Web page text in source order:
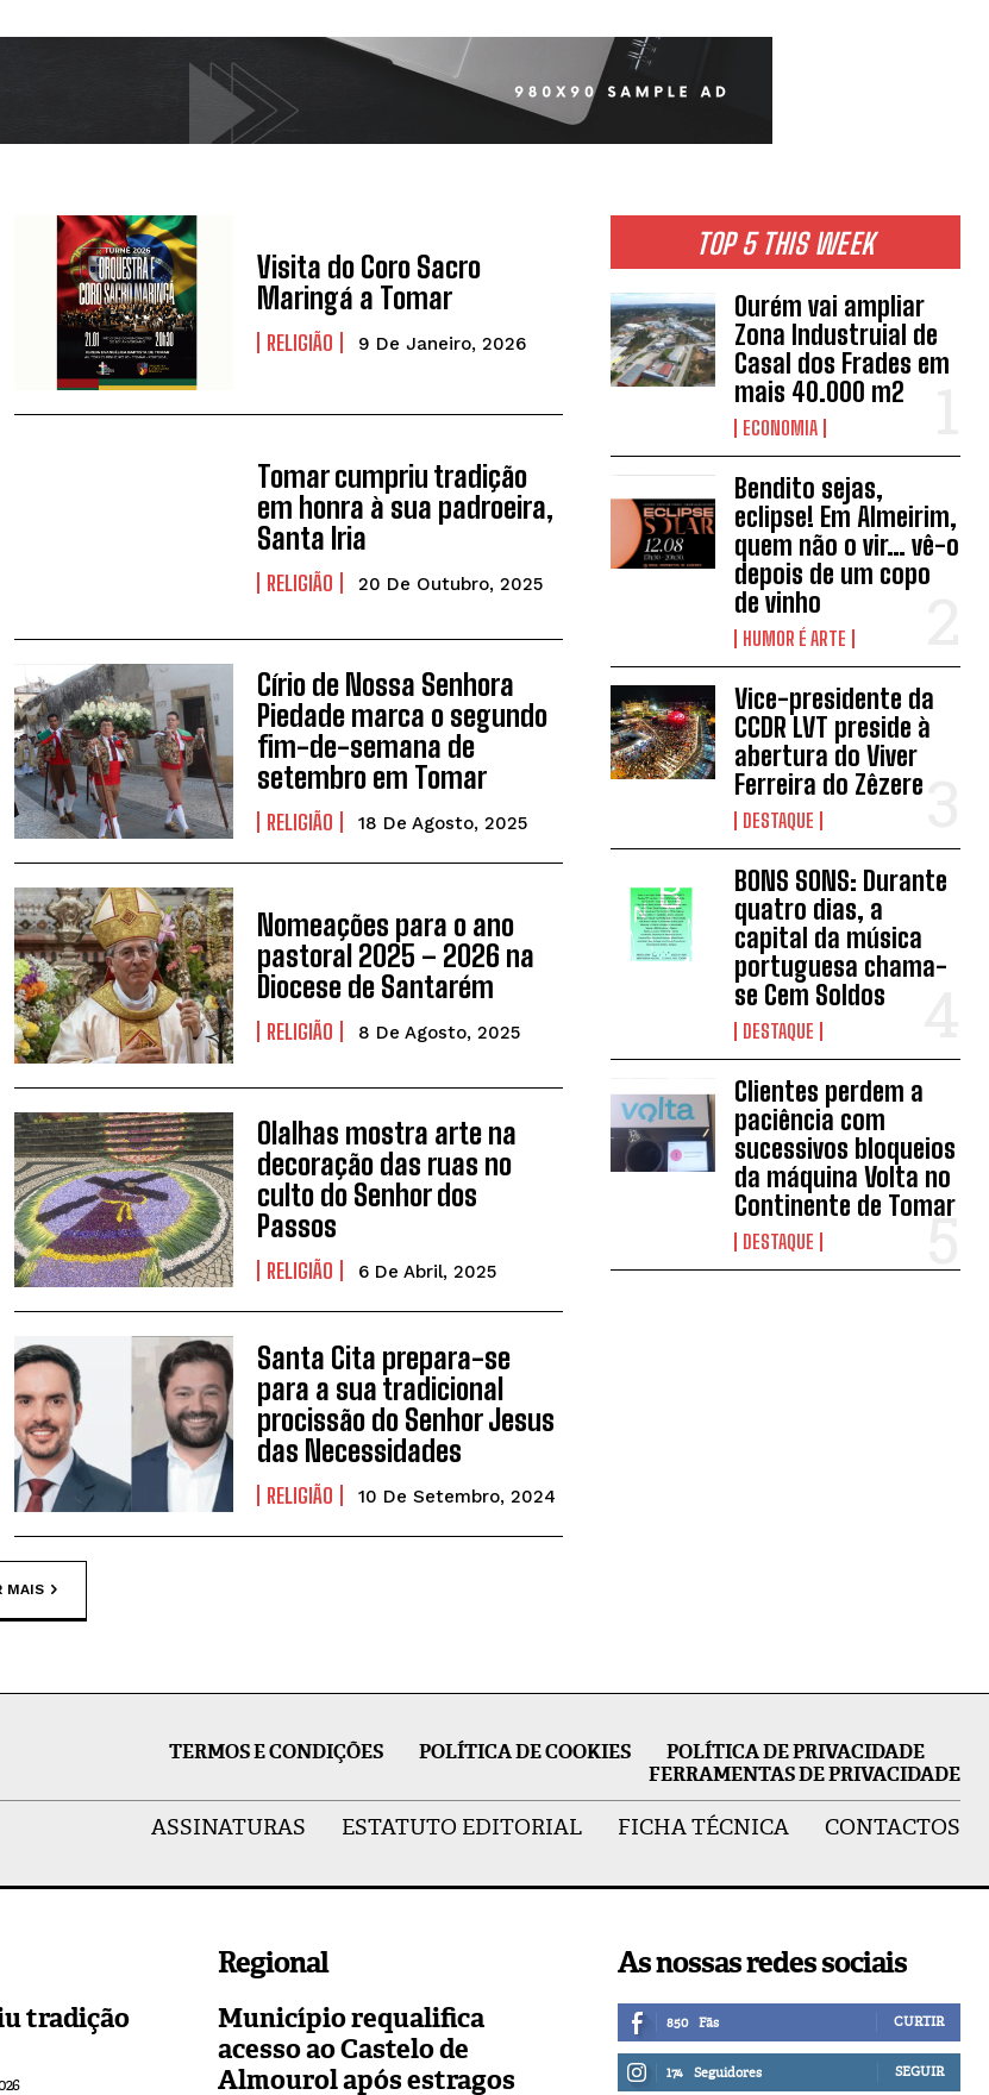
Visita do Coro Sacro
Maringá a Tomar
RELIGIÃO 9 De Janeiro, 2026
Tomar cumpriu tradição
em honra à sua padroeira,
Santa Iria
RELIGIÃO 20 De Outubro, 2025
Círio de Nossa Senhora
Piedade marca o segundo
fim-de-semana de
setembro em Tomar
RELIGIÃO 18 De Agosto, 2025
Nomeações para o ano
pastoral 2025 – 2026 na
Diocese de Santarém
RELIGIÃO 8 De Agosto, 2025
Olalhas mostra arte na
decoração das ruas no
culto do Senhor dos
Passos
RELIGIÃO 6 De Abril, 2025
Santa Cita prepara-se
para a sua tradicional
procissão do Senhor Jesus
das Necessidades
RELIGIÃO 10 De Setembro, 2024
MAIS
TOP 5 THIS WEEK
Ourém vai ampliar
Zona Industruial de
Casal dos Frades em
mais 40.000 m2
ECONOMIA
Bendito sejas,
eclipse! Em Almeirim,
quem não o vir… vê-o
depois de um copo
de vinho
HUMOR É ARTE
Vice-presidente da
CCDR LVT preside à
abertura do Viver
Ferreira do Zêzere
DESTAQUE
BONS SONS: Durante
quatro dias, a
capital da música
portuguesa chama-
se Cem Soldos
DESTAQUE
Clientes perdem a
paciência com
sucessivos bloqueios
da máquina Volta no
Continente de Tomar
DESTAQUE
TERMOS E CONDIÇÕES POLÍTICA DE COOKIES
POLÍTICA DE PRIVACIDADE
FERRAMENTAS DE PRIVACIDADE
ASSINATURAS ESTATUTO EDITORIAL FICHA TÉCNICA CONTACTOS
tradição
Regional
Município requalifica
acesso ao Castelo de
Almourol após estragos
As nossas redes sociais
850 Fãs CURTIR
174 Seguidores SEGUIR